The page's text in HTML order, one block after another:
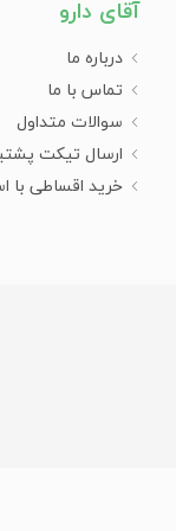
Bonyan Kasra Seresht Salamat -
آقای دارو
درباره ما
تماس با ما
سوالات متداول
ارسال تیکت
خرید اقساطی